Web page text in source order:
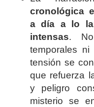
cronológica
a día a lo
intensas. No
temporales ni
tensión se
que refuerza
y peligro
misterio se